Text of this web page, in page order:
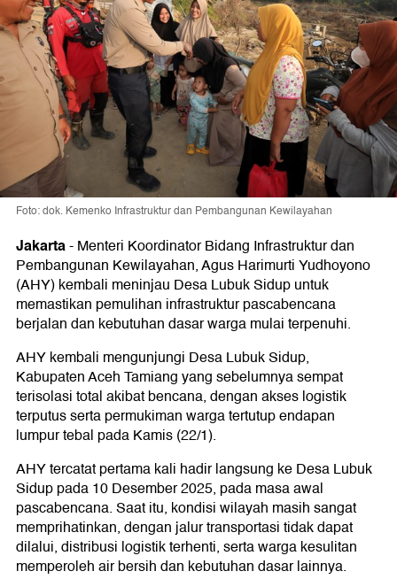
Foto: dok. Kemenko Infrastruktur dan Pembangunan Kewilayahan
Jakarta-Menteri Koordinator Bidang Infrastruktur dan
Pembangunan Kewilayahan, Agus Harimurti Yudhoyono
(AHY) kembali meninjau Desa Lubuk Sidup untuk
memastikan pemulihan infrastruktur pascabencana
berjalan dan kebutuhan dasar warga mulai terpenuhi.
AHY kembali mengunjungi Desa Lubuk Sidup,
Kabupaten Aceh Tamiang yang sebelumnya sempat
terisolasi total akibat bencana, dengan akses logistik
terputus serta permukiman warga tertutup endapan
lumpur tebal pada Kamis (22/1).
AHY tercatat pertama kali hadir langsung ke Desa Lubuk
Sidup pada 10 Desember 2025, pada masa awal
pascabencana. Saat itu, kondisi wilayah masih sangat
memprihatinkan, dengan jalur transportasi tidak dapat
dilalui, distribusi logistik terhenti, serta warga kesulitan
memperoleh air bersih dan kebutuhan dasar lainnya.